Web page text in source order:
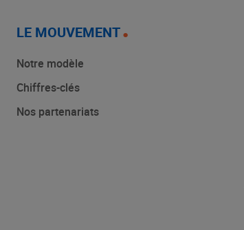
LE MOUVEMENT
Notre modèle
Chiffres-clés
Nos partenariats